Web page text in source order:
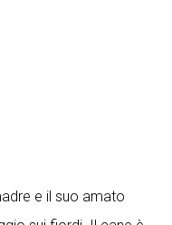
e il suo amato